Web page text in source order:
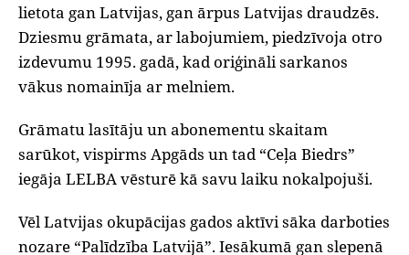
lietota gan Latvijas, gan ārpus Latvijas draudzēs.
Dziesmu grāmata, ar labojumiem, piedzīvoja otro
izdevumu 1995. gadā, kad oriģināli sarkanos
vākus nomainīja ar melniem.
‌Grāmatu lasītāju un abonementu skaitam
sarūkot, vispirms Apgāds un tad “Ceļa Biedrs”
iegāja LELBA vēsturē kā savu laiku nokalpojuši.
‌Vēl Latvijas okupācijas gados aktīvi sāka darboties
nozare “Palīdzība Latvijā”. Iesākumā gan slepenā